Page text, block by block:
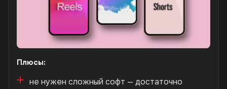
Плюсы:
не нужен сложный софт — достаточно